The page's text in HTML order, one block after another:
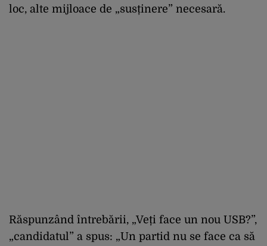
loc, alte mijloace de „susținere” necesară.
Răspunzând întrebării, „Veți face un nou USB?”,
„candidatul” a spus: „Un partid nu se face ca să